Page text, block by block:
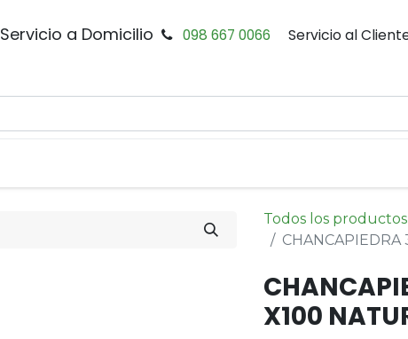
Servicio a Domicilio 098 667 0066 Servicio al
Todos los productos
CHANCAPIEDRA
X100